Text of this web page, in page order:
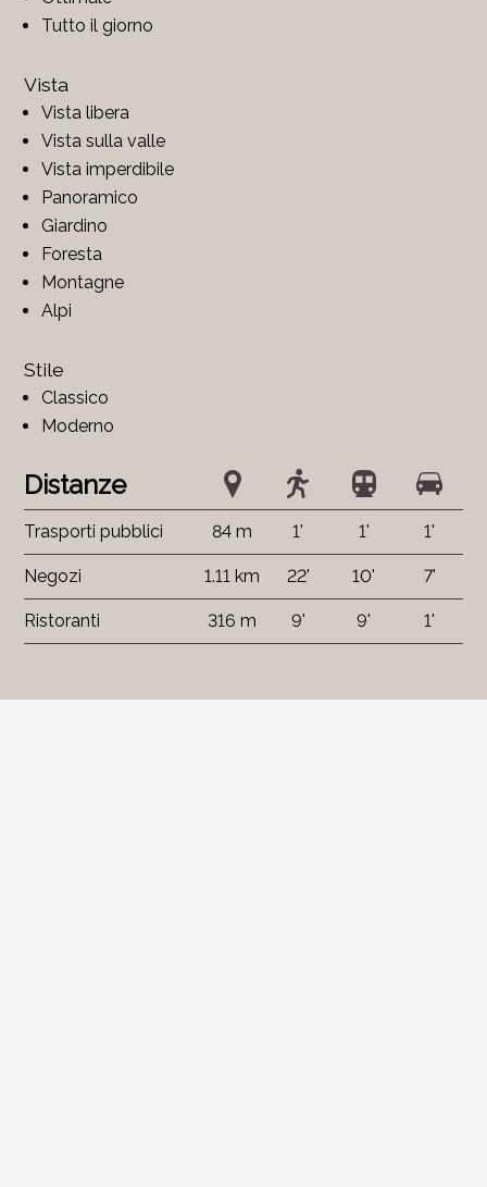
Tutto il giorno
Vista
Vista libera
Vista sulla valle
Vista imperdibile
Panoramico
Giardino
Foresta
Montagne
Alpi
Stile
Classico
Moderno
Distanze
Trasporti pubblici 84 m 1' 1' 1'
Negozi 1.11 km 22' 10' 7'
Ristoranti 316 m 9' 9' 1'